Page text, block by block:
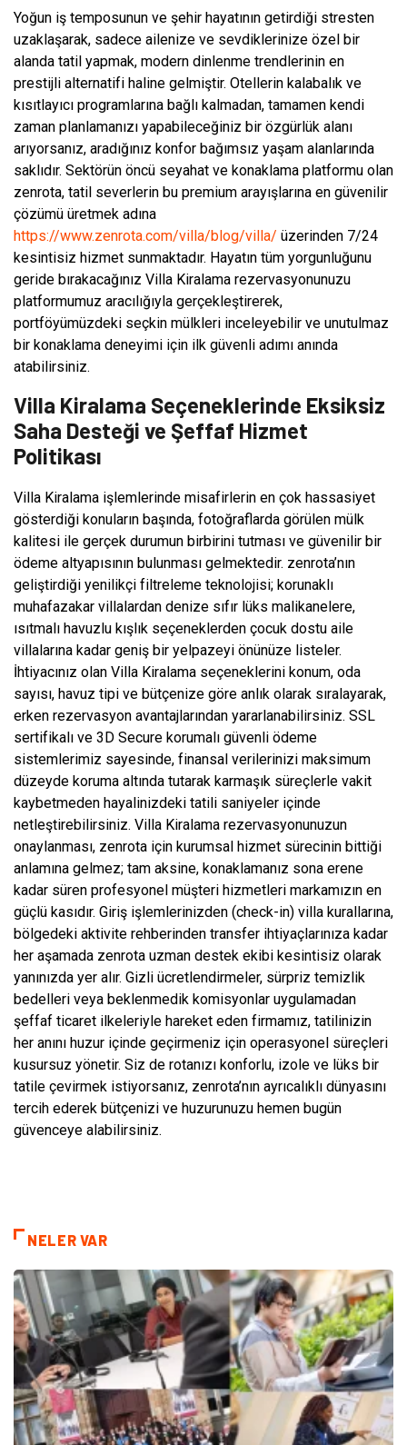
Yoğun iş temposunun ve şehir hayatının getirdiği stresten
uzaklaşarak, sadece ailenize ve sevdiklerinize özel bir
alanda tatil yapmak, modern dinlenme trendlerinin en
prestijli alternatifi haline gelmiştir. Otellerin kalabalık ve
kısıtlayıcı programlarına bağlı kalmadan, tamamen kendi
zaman planlamanızı yapabileceğiniz bir özgürlük alanı
arıyorsanız, aradığınız konfor bağımsız yaşam alanlarında
saklıdır. Sektörün öncü seyahat ve konaklama platformu olan
zenrota, tatil severlerin bu premium arayışlarına en güvenilir
çözümü üretmek adına
https://www.zenrota.com/villa/blog/villa/ üzerinden 7/24
kesintisiz hizmet sunmaktadır. Hayatın tüm yorgunluğunu
geride bırakacağınız Villa Kiralama rezervasyonunuzu
platformumuz aracılığıyla gerçekleştirerek,
portföyümüzdeki seçkin mülkleri inceleyebilir ve unutulmaz
bir konaklama deneyimi için ilk güvenli adımı anında
atabilirsiniz.
Villa Kiralama Seçeneklerinde Eksiksiz
Saha Desteği ve Şeffaf Hizmet
Politikası
Villa Kiralama işlemlerinde misafirlerin en çok hassasiyet
gösterdiği konuların başında, fotoğraflarda görülen mülk
kalitesi ile gerçek durumun birbirini tutması ve güvenilir bir
ödeme altyapısının bulunması gelmektedir. zenrota’nın
geliştirdiği yenilikçi filtreleme teknolojisi; korunaklı
muhafazakar villalardan denize sıfır lüks malikanelere,
ısıtmalı havuzlu kışlık seçeneklerden çocuk dostu aile
villalarına kadar geniş bir yelpazeyi önünüze listeler.
İhtiyacınız olan Villa Kiralama seçeneklerini konum, oda
sayısı, havuz tipi ve bütçenize göre anlık olarak sıralayarak,
erken rezervasyon avantajlarından yararlanabilirsiniz. SSL
sertifikalı ve 3D Secure korumalı güvenli ödeme
sistemlerimiz sayesinde, finansal verilerinizi maksimum
düzeyde koruma altında tutarak karmaşık süreçlerle vakit
kaybetmeden hayalinizdeki tatili saniyeler içinde
netleştirebilirsiniz. Villa Kiralama rezervasyonunuzun
onaylanması, zenrota için kurumsal hizmet sürecinin bittiği
anlamına gelmez; tam aksine, konaklamanız sona erene
kadar süren profesyonel müşteri hizmetleri markamızın en
güçlü kasıdır. Giriş işlemlerinizden (check-in) villa kurallarına,
bölgedeki aktivite rehberinden transfer ihtiyaçlarınıza kadar
her aşamada zenrota uzman destek ekibi kesintisiz olarak
yanınızda yer alır. Gizli ücretlendirmeler, sürpriz temizlik
bedelleri veya beklenmedik komisyonlar uygulamadan
şeffaf ticaret ilkeleriyle hareket eden firmamız, tatilinizin
her anını huzur içinde geçirmeniz için operasyonel süreçleri
kusursuz yönetir. Siz de rotanızı konforlu, izole ve lüks bir
tatile çevirmek istiyorsanız, zenrota’nın ayrıcalıklı dünyasını
tercih ederek bütçenizi ve huzurunuzu hemen bugün
güvenceye alabilirsiniz.
NELER VAR